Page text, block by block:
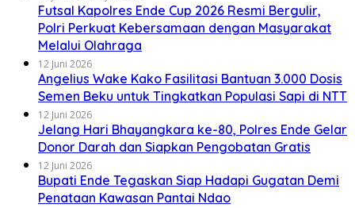
Futsal Kapolres Ende Cup 2026 Resmi Bergulir,
Polri Perkuat Kebersamaan dengan Masyarakat
Melalui Olahraga
12 Juni 2026
Angelius Wake Kako Fasilitasi Bantuan 3.000 Dosis
Semen Beku untuk Tingkatkan Populasi Sapi di NTT
12 Juni 2026
Jelang Hari Bhayangkara ke-80, Polres Ende Gelar
Donor Darah dan Siapkan Pengobatan Gratis
12 Juni 2026
Bupati Ende Tegaskan Siap Hadapi Gugatan Demi
Penataan Kawasan Pantai Ndao